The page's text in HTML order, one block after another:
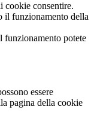
cookie consentire.
il funzionamento della
funzionamento potete
essere
pagina della cookie